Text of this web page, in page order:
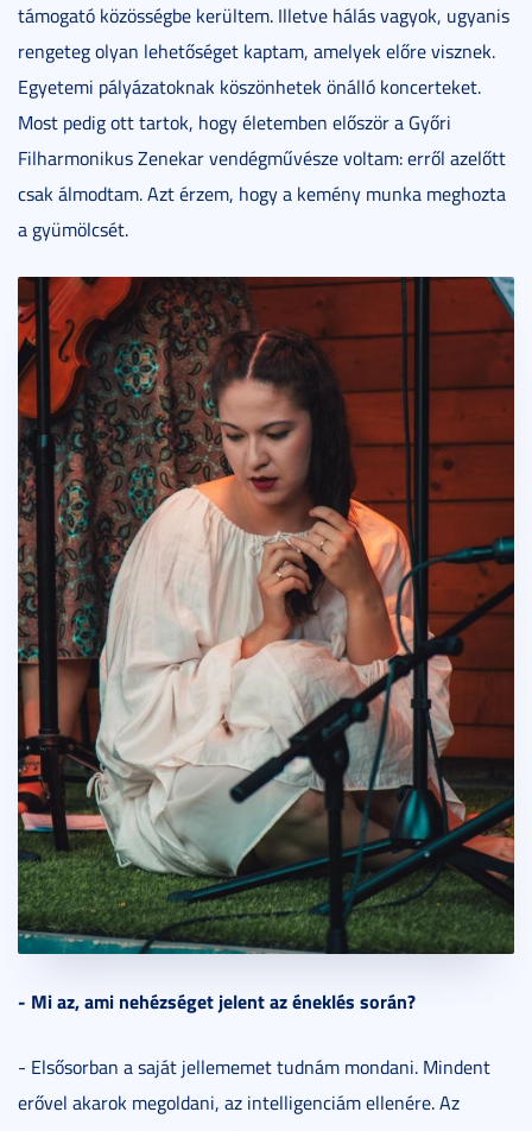
támogató közösségbe kerültem. Illetve hálás vagyok, ugyanis
rengeteg olyan lehetőséget kaptam, amelyek előre visznek.
Egyetemi pályázatoknak köszönhetek önálló koncerteket.
Most pedig ott tartok, hogy életemben először a Győri
Filharmonikus Zenekar vendégművésze voltam: erről azelőtt
csak álmodtam. Azt érzem, hogy a kemény munka meghozta
a gyümölcsét.
- Mi az, ami nehézséget jelent az éneklés során?
- Elsősorban a saját jellememet tudnám mondani. Mindent
erővel akarok megoldani, az intelligenciám ellenére. Az